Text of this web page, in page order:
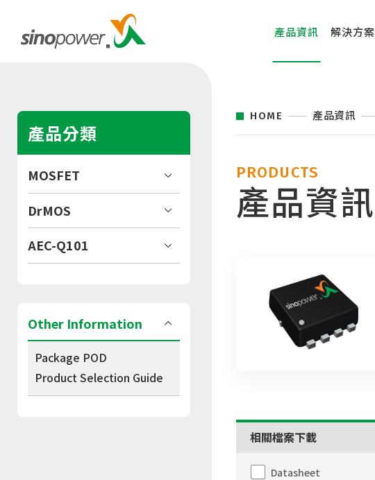
產品資訊 解決方案
產品分類
MOSFET
DrMOS
AEC-Q101
Other Information
Package POD
Product Selection Guide
HOME 產品資訊
PRODUCTS
產品資訊
相關檔案下載
Datasheet